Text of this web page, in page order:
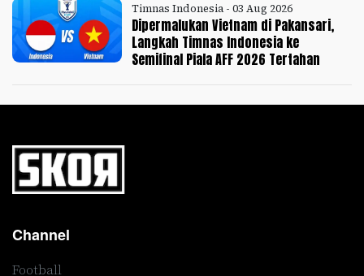
Timnas Indonesia - 03 Aug 2026
Dipermalukan Vietnam di Pakansari,
Langkah Timnas Indonesia ke
Semifinal Piala AFF 2026 Tertahan
Channel
Football